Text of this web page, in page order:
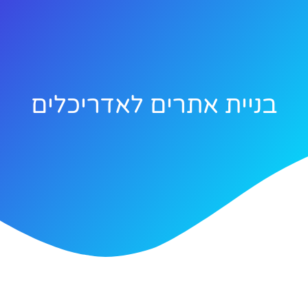
בניית אתרים לאדריכלים